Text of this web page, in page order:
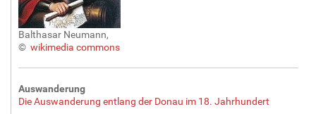
Balthasar Neumann,
© wikimedia commons
Auswanderung
Die Auswanderung entlang der Donau im 18. Jahrhundert